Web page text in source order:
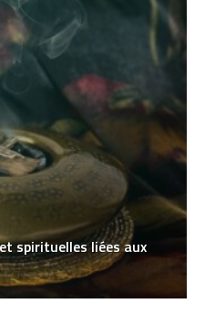
spirituelles liées aux